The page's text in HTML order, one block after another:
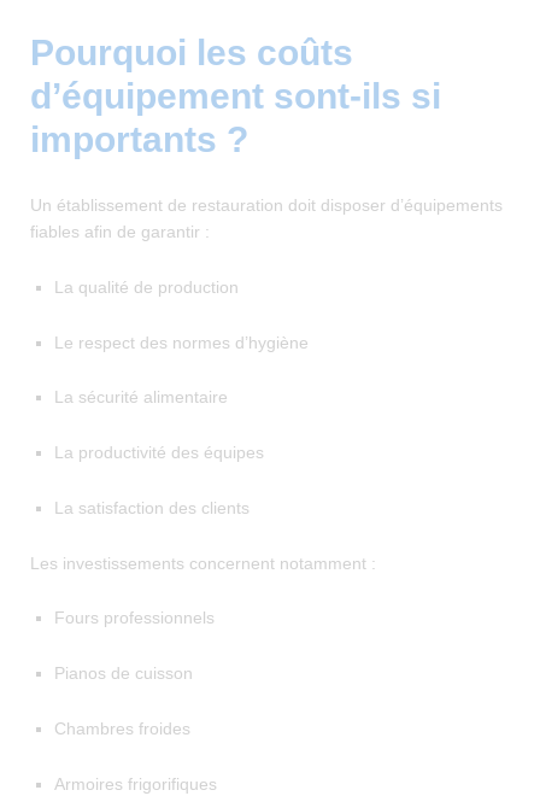
Pourquoi les coûts
d’équipement sont-ils si
importants ?
Un établissement de restauration doit disposer d’équipements
fiables afin de garantir :
La qualité de production
Le respect des normes d’hygiène
La sécurité alimentaire
La productivité des équipes
La satisfaction des clients
Les investissements concernent notamment :
Fours professionnels
Pianos de cuisson
Chambres froides
Armoires frigorifiques